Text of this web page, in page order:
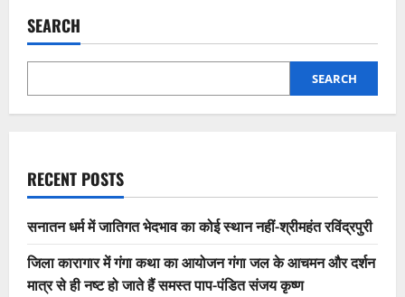
SEARCH
SEARCH
RECENT POSTS
सनातन धर्म में जातिगत भेदभाव का कोई स्थान नहीं-श्रीमहंत रविंद्रपुरी
जिला कारागार में गंगा कथा का आयोजन गंगा जल के आचमन और दर्शन
मात्र से ही नष्ट हो जाते हैं समस्त पाप-पंडित संजय कृष्ण